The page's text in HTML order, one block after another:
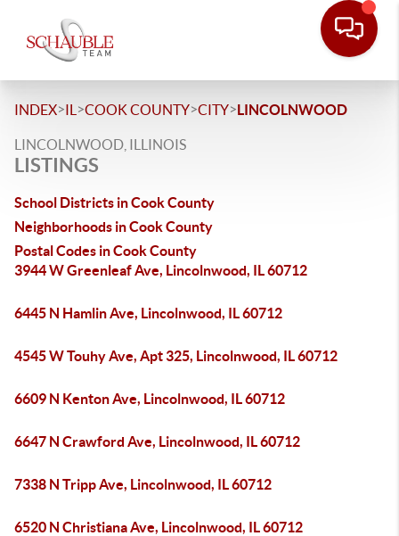
INDEX>IL >COOK COUNTY>CITY>LINCOLNWOOD
LINCOLNWOOD, ILLINOIS
LISTINGS
School Districts in Cook County
Neighborhoods in Cook County
Postal Codes in Cook County
3944 W Greenleaf Ave, Lincolnwood, IL 60712
6445 N Hamlin Ave, Lincolnwood, IL 60712
4545 W Touhy Ave, Apt 325, Lincolnwood, IL 60712
6609 N Kenton Ave, Lincolnwood, IL 60712
6647 N Crawford Ave, Lincolnwood, IL 60712
7338 N Tripp Ave, Lincolnwood, IL 60712
6520 N Christiana Ave, Lincolnwood, IL 60712